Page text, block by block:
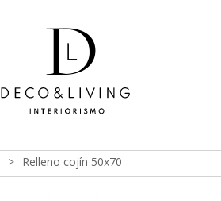
PROYECTOS CONTACTO
> Relleno cojín 50x70